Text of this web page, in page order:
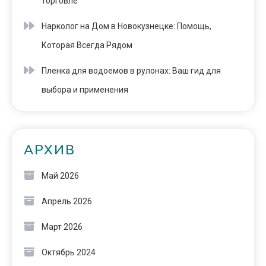
Нарколог на Дом в Новокузнецке: Помощь,
Которая Всегда Рядом
Пленка для водоемов в рулонах: Ваш гид для
выбора и применения
АРХИВ
Май 2026
Апрель 2026
Март 2026
Октябрь 2024